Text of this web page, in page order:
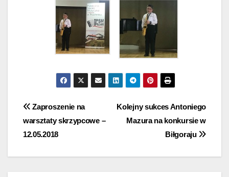
Nawigacja
wpisu
Kolejny sukces Antoniego
Mazura na konkursie w
Biłgoraju
Zaproszenie na
warsztaty skrzypcowe –
12.05.2018